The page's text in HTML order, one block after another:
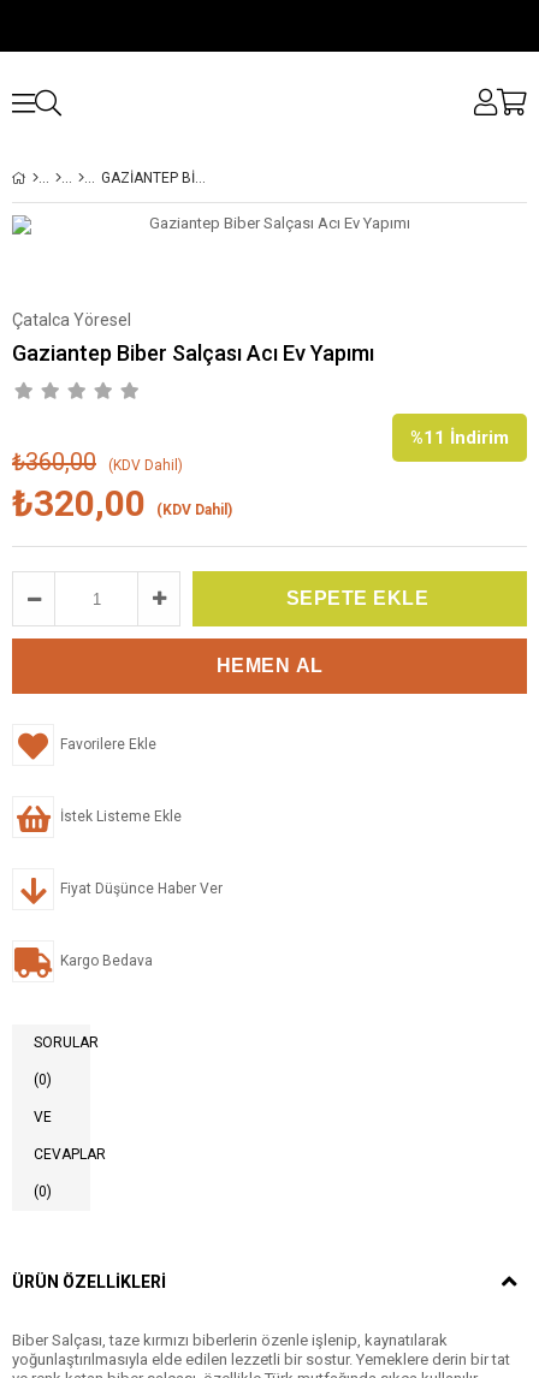
GAZIANTEP BIBER SALÇASI ACI EV YAPIMI
Çatalca Yöresel
Gaziantep Biber Salçası Acı Ev Yapımı
%11 İndirim
₺360,00 (KDV Dahil)
₺320,00 (KDV Dahil)
Favorilere Ekle
İstek Listeme Ekle
Fiyat Düşünce Haber Ver
Kargo Bedava
SORULAR
(0)
VE
CEVAPLAR
(0)
ÜRÜN ÖZELLIKLERI
Biber Salçası, taze kırmızı biberlerin özenle işlenip, kaynatılarak
yoğunlaştırılmasıyla elde edilen lezzetli bir sostur. Yemeklere derin bir tat